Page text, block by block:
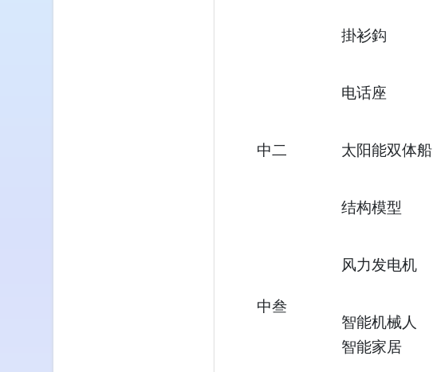
掛衫鈎
中二
电话座
太阳能双体船
结构模型
中叁
风力发电机
智能机械人
智能家居